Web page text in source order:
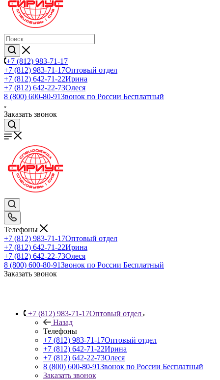
+7 (812) 983-71-17
+7 (812) 983-71-17Оптовый отдел
+7 (812) 642-71-22Ирина
+7 (812) 642-22-73Олеся
8 (800) 600-80-91Звонок по России Бесплатный
Заказать звонок
Телефоны
+7 (812) 983-71-17Оптовый отдел
+7 (812) 642-71-22Ирина
+7 (812) 642-22-73Олеся
8 (800) 600-80-91Звонок по России Бесплатный
Заказать звонок
+7 (812) 983-71-17Оптовый отдел
Назад
Телефоны
+7 (812) 983-71-17Оптовый отдел
+7 (812) 642-71-22Ирина
+7 (812) 642-22-73Олеся
8 (800) 600-80-91Звонок по России Бесплатный
Заказать звонок